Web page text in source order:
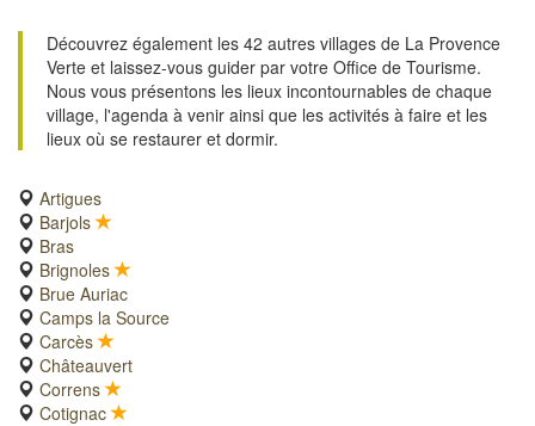
Découvrez également les 42 autres villages de La Provence
Verte et laissez-vous guider par votre Office de Tourisme.
Nous vous présentons les lieux incontournables de chaque
village, l'agenda à venir ainsi que les activités à faire et les
lieux où se restaurer et dormir.
Artigues
Barjols
Bras
Brignoles
Brue Auriac
Camps la Source
Carcès
Châteauvert
Correns
Cotignac